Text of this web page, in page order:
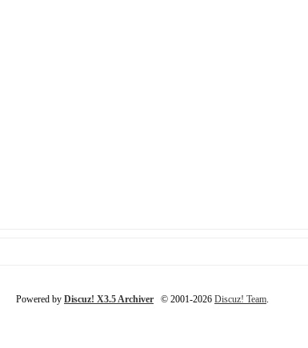
Powered by Discuz! X3.5 Archiver © 2001-2026 Discuz! Team.